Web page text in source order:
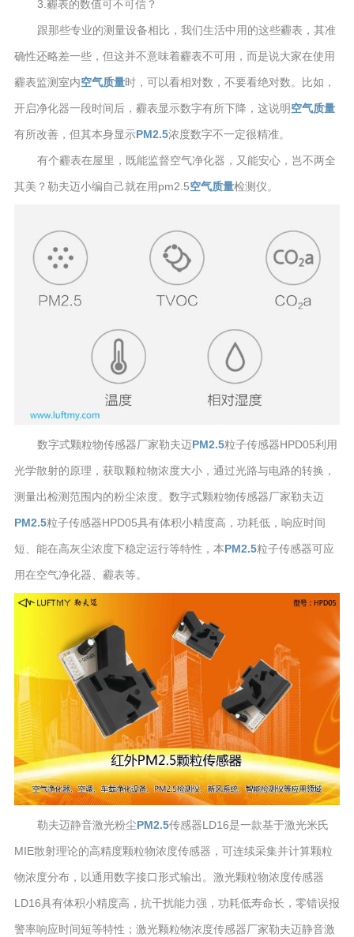
3.霾表的数值可不可信？
跟那些专业的测量设备相比，我们生活中用的这些霾表，其准
确性还略差一些，但这并不意味着霾表不可用，而是说大家在使用
霾表监测室内空气质量时，可以看相对数，不要看绝对数。比如，
开启净化器一段时间后，霾表显示数字有所下降，这说明空气质量
有所改善，但其本身显示PM2.5浓度数字不一定很精准。
有个霾表在屋里，既能监督空气净化器，又能安心，岂不两全
其美？勒夫迈小编自己就在用pm2.5空气质量检测仪。
数字式颗粒物传感器厂家勒夫迈PM2.5粒子传感器HPD05利用
光学散射的原理，获取颗粒物浓度大小，通过光路与电路的转换，
测量出检测范围内的粉尘浓度。数字式颗粒物传感器厂家勒夫迈
PM2.5粒子传感器HPD05具有体积小精度高，功耗低，响应时间
短、能在高灰尘浓度下稳定运行等特性，本PM2.5粒子传感器可应
用在空气净化器、霾表等。
勒夫迈静音激光粉尘PM2.5传感器LD16是一款基于激光米氏
MIE散射理论的高精度颗粒物浓度传感器，可连续采集并计算颗粒
物浓度分布，以通用数字接口形式输出。激光颗粒物浓度传感器
LD16具有体积小精度高，抗干扰能力强，功耗低寿命长，零错误报
警率响应时间短等特性；激光颗粒物浓度传感器厂家勒夫迈静音激